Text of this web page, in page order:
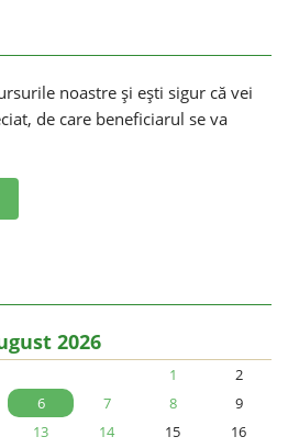
noastre și ești sigur că vei
de care beneficiarul se va
2026
1
2
6 7 8
9
13 14 15
16